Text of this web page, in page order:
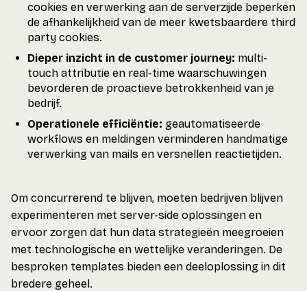
cookies en verwerking aan de serverzijde beperken
de afhankelijkheid van de meer kwetsbaardere third
party cookies.
Dieper inzicht in de customer journey: multi-
touch attributie en real-time waarschuwingen
bevorderen de proactieve betrokkenheid van je
bedrijf.
Operationele efficiëntie: geautomatiseerde
workflows en meldingen verminderen handmatige
verwerking van mails en versnellen reactietijden.
Om concurrerend te blijven, moeten bedrijven blijven
experimenteren met server-side oplossingen en
ervoor zorgen dat hun data strategieën meegroeien
met technologische en wettelijke veranderingen. De
besproken templates bieden een deeloplossing in dit
bredere geheel.